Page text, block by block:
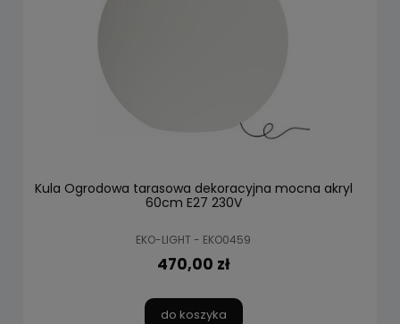
Kula Ogrodowa tarasowa dekoracyjna mocna akryl
60cm E27 230V
EKO-LIGHT - EKO0459
470,00 zł
do koszyka